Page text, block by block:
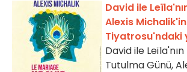
David ile
Alexis
Tiyatrosu'ndaki
David ile
Tutulma Günü,